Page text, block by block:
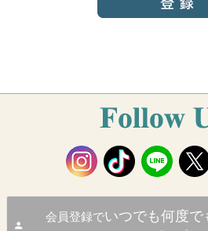
会員登録でいつでも何度